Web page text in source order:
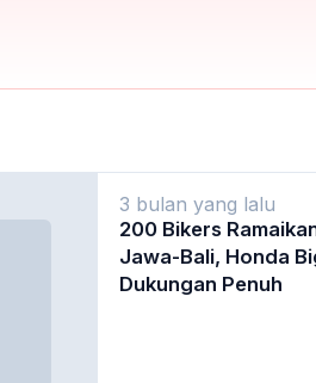
3 bulan yang lalu
200 Bikers
Jawa-Bali, Honda
Dukungan Penuh